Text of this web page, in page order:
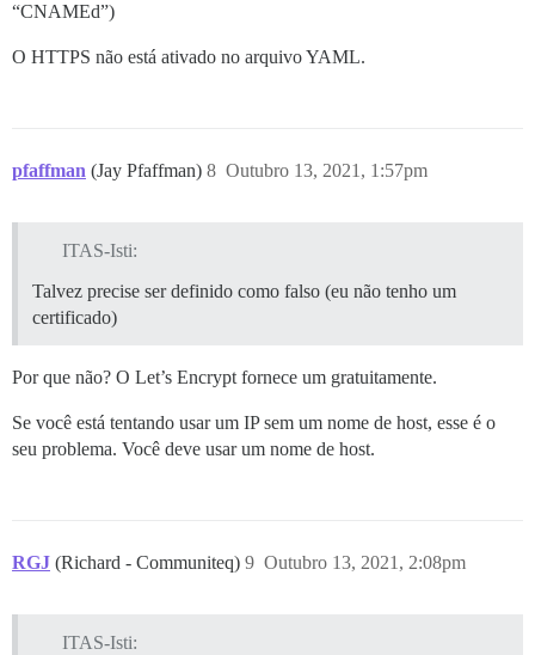
“CNAMEd”)
O HTTPS não está ativado no arquivo YAML.
pfaffman (Jay Pfaffman) Outubro 13, 2021, 1:57pm
8
ITAS-Isti:
Talvez precise ser definido como falso (eu não tenho um
certificado)
Por que não? O Let’s Encrypt fornece um gratuitamente.
Se você está tentando usar um IP sem um nome de host, esse é o
seu problema. Você deve usar um nome de host.
RGJ (Richard - Communiteq) Outubro 13, 2021, 2:08pm
9
ITAS-Isti: